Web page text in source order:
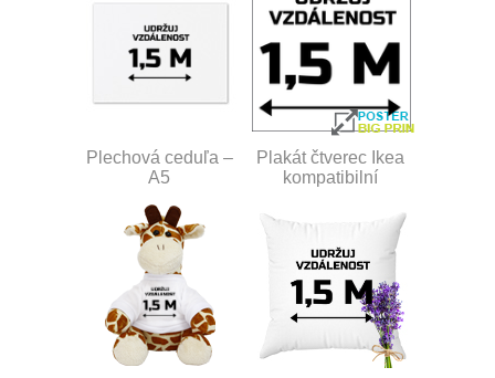
Plechová ceduľa –
A5
Plakát čtverec Ikea
kompatibilní